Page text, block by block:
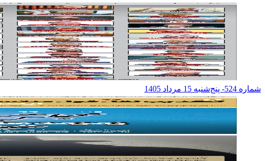
شماره 524- پنج‌شنبه 15 مرداد 1405